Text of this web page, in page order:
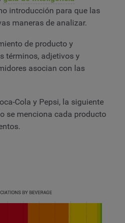
introducción para que las
maneras de analizar.
de producto y
términos, adjetivos y
asocian con las
Cola y Pepsi, la siguiente
se menciona cada producto